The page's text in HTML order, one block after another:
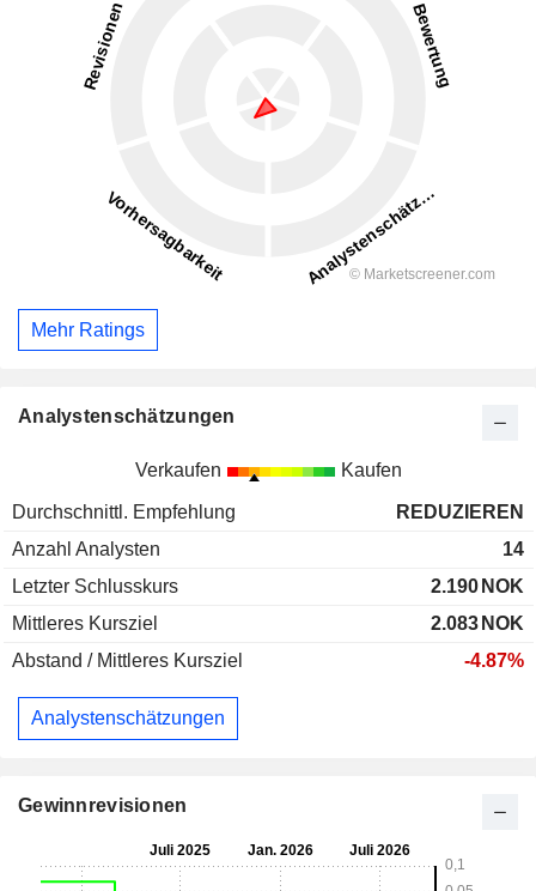
Mehr Ratings
Analystenschätzungen
Verkaufen Kaufen
Durchschnittl. Empfehlung
REDUZIEREN
Anzahl Analysten
14
Letzter Schlusskurs
2.190 NOK
Mittleres Kursziel
2.083 NOK
Abstand / Mittleres Kursziel
-4.87%
Analystenschätzungen
Gewinnrevisionen